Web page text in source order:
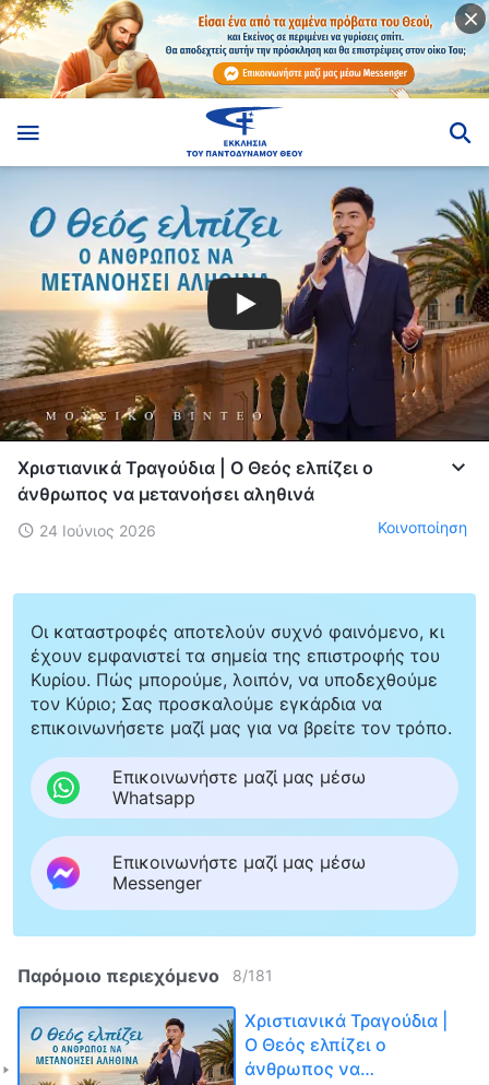
Χριστιανικά Τραγούδια | Ο Θεός ελπίζει ο
άνθρωπος να μετανοήσει αληθινά
24 Ιούνιος 2026 Κοινοποίηση
Οι καταστροφές αποτελούν συχνό φαινόμενο, κι
έχουν εμφανιστεί τα σημεία της επιστροφής του
Κυρίου. Πώς μπορούμε, λοιπόν, να υποδεχθούμε
τον Κύριο; Σας προσκαλούμε εγκάρδια να
επικοινωνήσετε μαζί μας για να βρείτε τον τρόπο.
Επικοινωνήστε μαζί μας μέσω
Whatsapp
Επικοινωνήστε μαζί μας μέσω
Messenger
Παρόμοιο περιεχόμενο 8/181
Χριστιανικά Τραγούδια |
Ο Θεός ελπίζει ο
άνθρωπος να